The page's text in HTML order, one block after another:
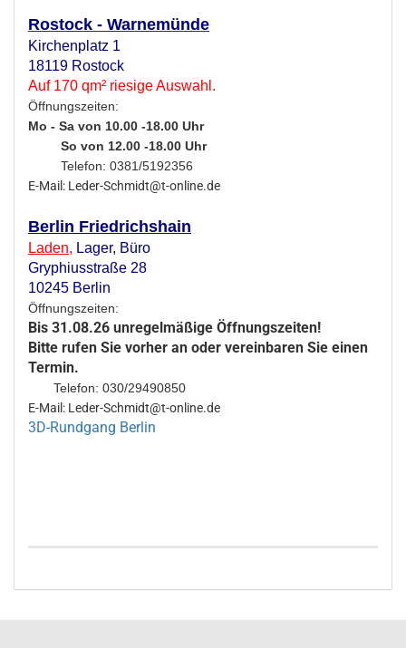
Rostock - Warnemünde
Kirchenplatz 1
18119 Rostock
Auf 170 qm² riesige Auswahl.
Öffnungszeiten:
Mo - Sa von 10.00 -18.00 Uhr
So von 12.00 -18.00 Uhr
Telefon: 0381/5192356
E-Mail: Leder-Schmidt@t-online.de
Berlin Friedrichshain
Laden, Lager, Büro
Gryphiusstraße 28
10245 Berlin
Öffnungszeiten:
Bis 31.08.26 unregelmäßige Öffnungszeiten!
Bitte rufen Sie vorher an oder vereinbaren Sie einen
Termin.
Telefon: 030/29490850
E-Mail: Leder-Schmidt@t-online.de
3D-Rundgang Berlin